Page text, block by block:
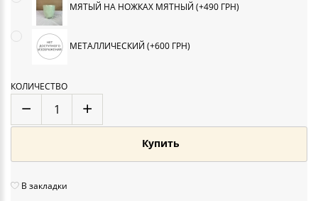
МЯТЫЙ НА НОЖКАХ МЯТНЫЙ (+490 ГРН)
МЕТАЛЛИЧЕСКИЙ (+600 ГРН)
КОЛИЧЕСТВО
Купить
В закладки